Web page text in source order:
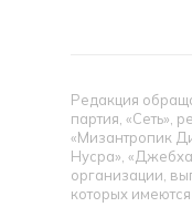
Редакция
партия, «Сеть»,
«Мизантропик
Нусра»,
организации,
которых